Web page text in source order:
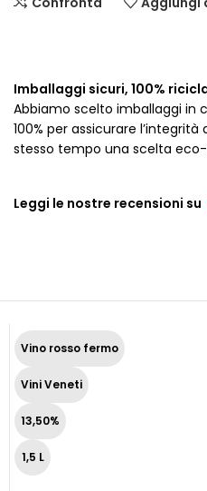
Imballaggi sicuri, 100%
Abbiamo scelto imballaggi in
100% per assicurare
stesso tempo una scelta eco-
Leggi le nostre recensioni su
Vino rosso fermo
Vini Veneti
13,50%
1,5 L